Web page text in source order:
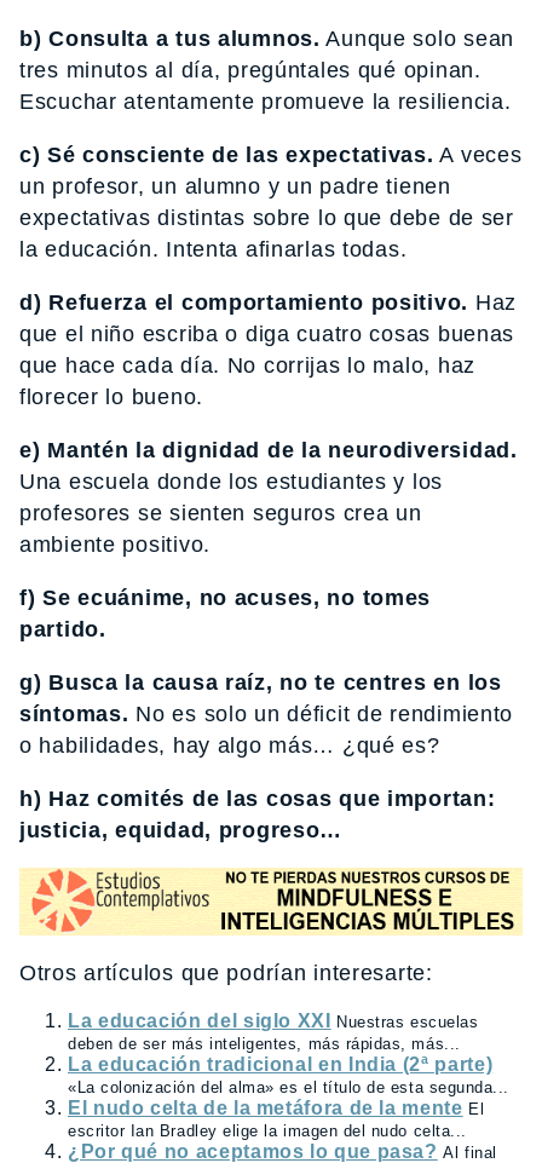
b) Consulta a tus alumnos. Aunque solo sean
tres minutos al día, pregúntales qué opinan.
Escuchar atentamente promueve la resiliencia.
c) Sé consciente de las expectativas. A veces
un profesor, un alumno y un padre tienen
expectativas distintas sobre lo que debe de ser
la educación. Intenta afinarlas todas.
d) Refuerza el comportamiento positivo. Haz
que el niño escriba o diga cuatro cosas buenas
que hace cada día. No corrijas lo malo, haz
florecer lo bueno.
e) Mantén la dignidad de la neurodiversidad.
Una escuela donde los estudiantes y los
profesores se sienten seguros crea un
ambiente positivo.
f) Se ecuánime, no acuses, no tomes
partido.
g) Busca la causa raíz, no te centres en los
síntomas. No es solo un déficit de rendimiento
o habilidades, hay algo más… ¿qué es?
h) Haz comités de las cosas que importan:
justicia, equidad, progreso…
Otros artículos que podrían interesarte:
La educación del siglo XXI
Nuestras escuelas
deben de ser más inteligentes, más rápidas, más...
La educación tradicional en India (2ª parte)
«La colonización del alma» es el título de esta segunda...
El nudo celta de la metáfora de la mente El
escritor Ian Bradley elige la imagen del nudo celta...
¿Por qué no aceptamos lo que pasa? Al final